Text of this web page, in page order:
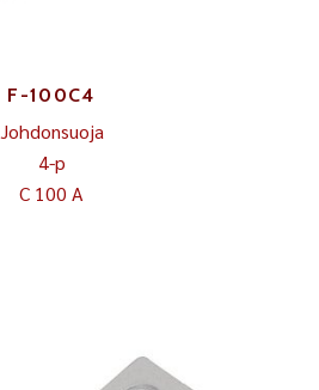
F-100C4
Johdonsuoja
4-p
C 100 A